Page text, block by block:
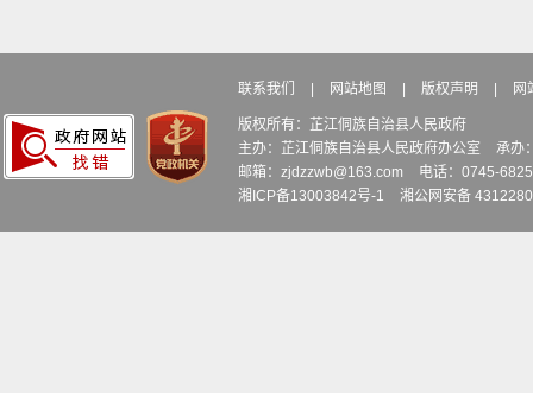
联系我们 网站地图 版权声明 网
版权所有：芷江侗族自治县人民政府
主办：芷江侗族自治县人民政府办公室
承办
邮箱：zjdzzwb@163.com
电话：0745-
湘ICP备13003842号-1
湘公网安备